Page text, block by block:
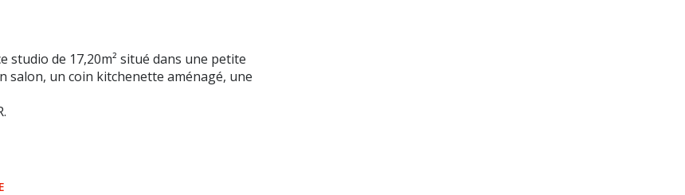
studio de 17,20m² situé dans une petite
salon, un coin kitchenette aménagé, une